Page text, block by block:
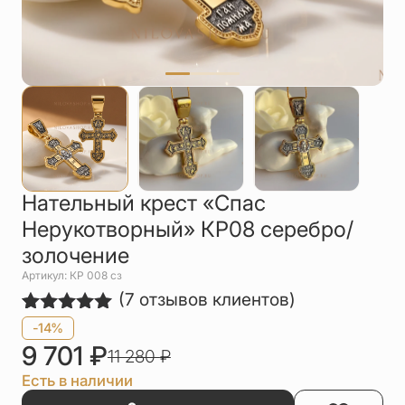
Упаковка
Цепи
Шнурки на
шею
Другое
Нательный крест «Спас
Нерукотворный» КР08 серебро/
золочение
Артикул: КР 008 сз
Рейтинг
5.00из 5
на основе
опроса
7
пользователей
(7 отзывов клиентов)
-14%
9 701 ₽11 280₽
Есть в наличии